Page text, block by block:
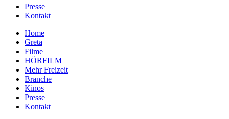
Presse
Kontakt
Home
Greta
Filme
HÖRFILM
Mehr Freizeit
Branche
Kinos
Presse
Kontakt